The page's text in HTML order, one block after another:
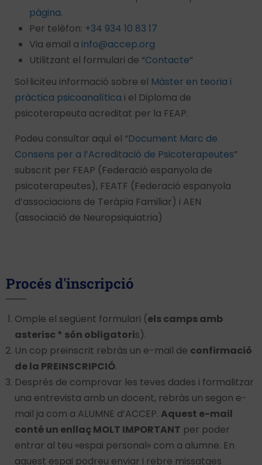
pàgina.
Per telèfon: +34 934 10 83 17
Via email a info@accep.org
Utilitzant el formulari de “Contacte“
Sol·liciteu informació sobre el Màster en teoria i
pràctica psicoanalítica i el Diploma de
psicoterapeuta acreditat per la FEAP.
Podeu consultar aquí el “Document Marc de
Consens per a l’Acreditació de Psicoterapeutes”
subscrit per FEAP (Federació espanyola de
psicoterapeutes), FEATF (Federació espanyola
d’associacions de Teràpia Familiar) i AEN
(associació de Neuropsiquiatria)
Procés d'inscripció
Omple el següent formulari (els camps amb
asterisc * són obligatoris).
Un cop preinscrit rebràs un e-mail de confirmació
de la PREINSCRIPCIÓ.
Després de comprovar les teves dades i formalitzar
una entrevista amb un docent, rebràs un segon e-
mail ja com a ALUMNE d’ACCEP. Aquest e-mail
conté un enllaç MOLT IMPORTANT per poder
entrar al teu «espai personal» com a alumne. En
aquest espai podreu enviar i rebre missatges